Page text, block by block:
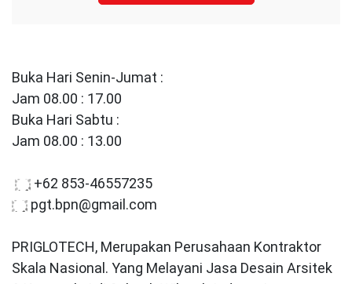
Buka Hari Senin-Jumat :
Jam 08.00 : 17.00
Buka Hari Sabtu :
Jam 08.00 : 13.00
+62 853-46557235
pgt.bpn@gmail.com
PRIGLOTECH, Merupakan Perusahaan Kontraktor
Skala Nasional. Yang Melayani Jasa Desain Arsitek